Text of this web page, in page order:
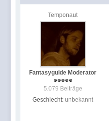
Temponaut
Fantasyguide Moderator
5.079 Beiträge
Geschlecht: unbekannt